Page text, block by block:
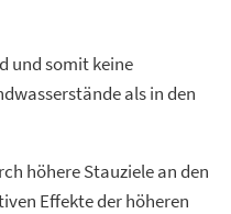
und somit keine
als in den
höhere Stauziele an den
Effekte der höheren